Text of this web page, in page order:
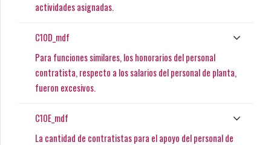
actividades asignadas.
C10D_mdf
Para funciones similares, los honorarios del personal
contratista, respecto a los salarios del personal de planta,
fueron excesivos.
C10E_mdf
La cantidad de contratistas para el apoyo del personal de